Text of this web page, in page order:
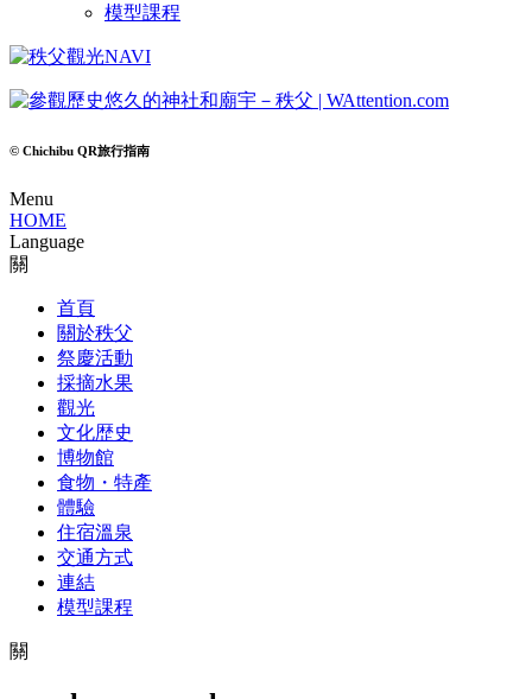
模型課程
© Chichibu QR旅行指南
Menu
HOME
Language
關
首頁
關於秩父
祭慶活動
採摘水果
觀光
文化歴史
博物館
食物・特產
體驗
住宿溫泉
交通方式
連結
模型課程
關